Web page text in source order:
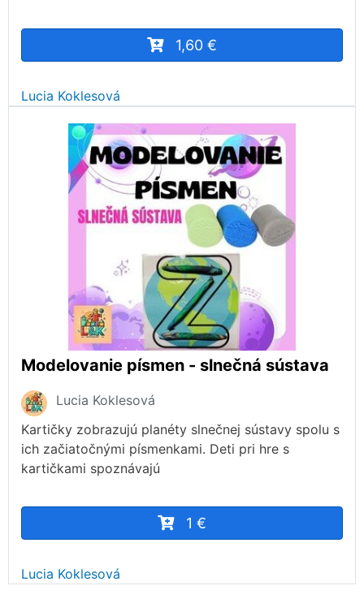
1,60 €
Lucia Koklesová
Modelovanie písmen - slnečná sústava
Lucia Koklesová
Kartičky zobrazujú planéty slnečnej sústavy spolu s
ich začiatočnými písmenkami. Deti pri hre s
kartičkami spoznávajú
1 €
Lucia Koklesová